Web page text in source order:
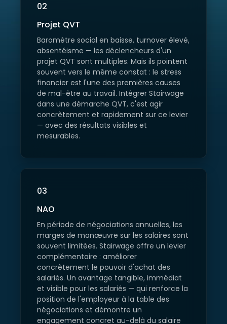
02
Projet QVT
Baromètre social en baisse, turnover élevé,
absentéisme — les déclencheurs d'un
projet QVT sont multiples. Mais ils pointent
souvent vers le même constat : le stress
financier est l'une des premières causes
de mal-être au travail. Intégrer Stairwage
dans une démarche QVT, c'est agir
concrètement et rapidement sur ce levier
— avec des résultats visibles et
mesurables.
03
NAO
En période de négociations annuelles, les
marges de manœuvre sur les salaires sont
souvent limitées. Stairwage offre un levier
complémentaire : améliorer
concrètement le pouvoir d'achat des
salariés. Un avantage tangible, immédiat
et visible pour les salariés — qui renforce la
position de l'employeur à la table des
négociations et démontre un
engagement concret au-delà du salaire